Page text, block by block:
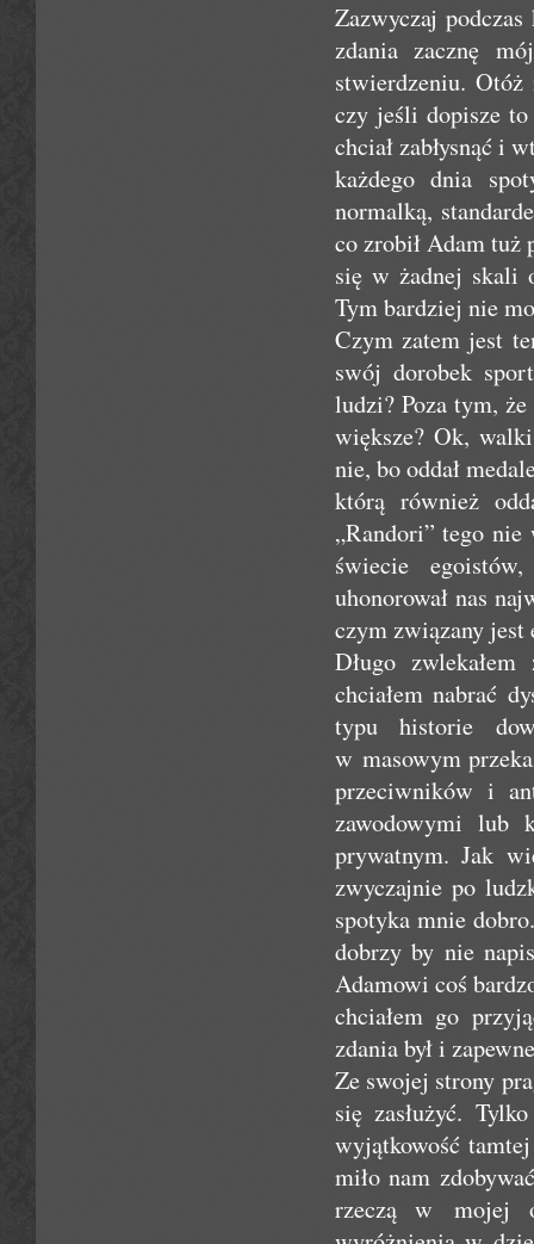
Zazwyczaj
zdania zacznę
stwierdzeniu.
czy jeśli dopisze
chciał zabłysnąć i
każdego dnia
normalką,
co zrobił Adam tuż
się w żadnej skali
Tym bardziej nie
Czym zatem jest
swój dorobek
ludzi? Poza tym,
większe? Ok,
nie, bo oddał
którą również
„Randori” tego
świecie
uhonorował nas
czym związany jest
Długo
chciałem nabrać
typu historie
w masowym
przeciwników i
zawodowymi lub
prywatnym. Jak
zwyczajnie po
spotyka mnie
dobrzy by nie
Adamowi coś
chciałem go
zdania był i
Ze swojej strony
się zasłużyć.
wyjątkowość
miło nam
rzeczą w mojej